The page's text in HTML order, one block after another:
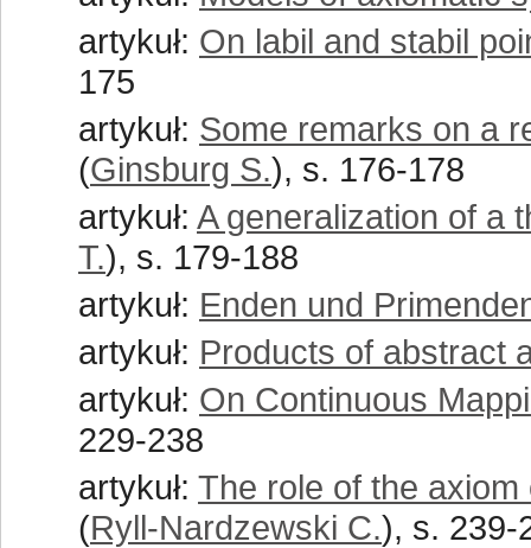
artykuł: On labil and stabil
175
artykuł: Some remarks on a
(Ginsburg S.), s. 176-178
artykuł: A generalization of a
T.), s. 179-188
artykuł: Enden und
artykuł: Products of abstract
artykuł: On Continuous
229-238
artykuł: The role of the
(Ryll-Nardzewski C.), s. 239-